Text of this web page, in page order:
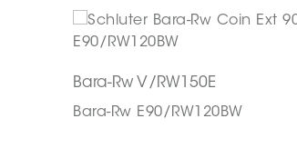
Bara-Rw V/RW150E
Bara-Rw E90/RW120BW